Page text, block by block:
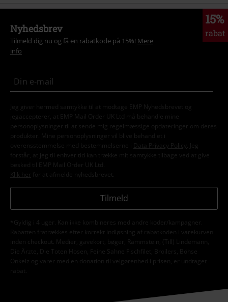
15%
rabat
Nyhedsbrev
Tilmeld dig nu og få en rabatkode på 15%! Mere
info
Jeg giver hermed samtykke til at modtage EMP Nyhedsbrevet og
jegaccepterer, at EMP Mail Order UK Ltd må behandle mine
personoplysninger til at sende mig regelmæssige opdateringer om deres
produkter. Mine personoplysninger vil blive behandlet i
overensstemmelse med bestemmelserne i
Data Privacy Policy
. Jeg
forstår, at jeg til enhver tid kan trække mit samtykke tilbage ved at give
besked til EMP Mail Order UK Ltd.
Klik her
for at afmelde nyhedsbrevet.
Tilmeld
*Gyldig i 4 uger. Kan ikke kombineres med andre koder/kampagner.
Rabatten fratrækkes efter korrekt indløsning af rabatkoden i varekurven
inden checkout. Medier, gavekort, bøger, Rammstein, (Till) Lindemann,
Die Ärzte, Die Toten Hosen, Feine Sahne Fischfilet, Broilers, Böhse
Onkelz og varer med en donation til velgørenhed i prisen, er undtaget
rabat.